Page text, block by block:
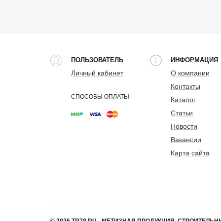
ПОЛЬЗОВАТЕЛЬ
Личный кабинет
СПОСОБЫ ОПЛАТЫ
ИНФОРМАЦИЯ
О компании
Контакты
Каталог
Статьи
Новости
Вакансии
Карта сайта